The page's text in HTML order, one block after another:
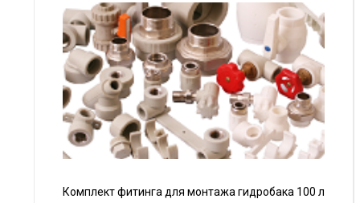
Комплект фитинга для монтажа гидробака 100 л